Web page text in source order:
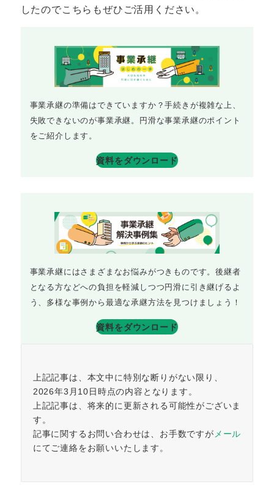
したのでこちらもぜひご活用ください。
事業承継の準備はできていますか？手続きが複雑な上、
失敗できないのが事業承継。円滑な事業承継のポイント
をご紹介します。
資料をダウンロード
事業承継にはさまざまなお悩みがつきものです。後継者
となる方などへの負担を軽減しつつ円滑に引き継げるよ
う、多様な事例から最適な承継方法を見つけましょう！
資料をダウンロード
上記記事は、本文中に特別な断りがない限り、
2026年3月10日時点の内容となります。
上記記事は、将来的に更新される可能性がございま
す。
記事に関するお問い合わせは、お手数ですが メール
にてご連絡をお願いいたします。